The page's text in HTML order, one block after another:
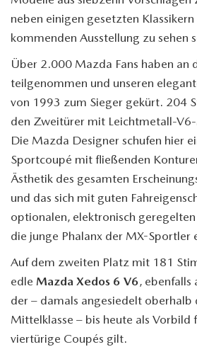
neben einigen gesetzten
kommenden Ausstellung zu sehen
Über 2.000 Mazda Fans haben an
teilgenommen und unseren
von 1993 zum Sieger gekürt. 204
den Zweitürer mit Leichtmetall-
Die Mazda Designer schufen hier
Sportcoupé mit fließenden
Ästhetik des gesamten
und das sich mit guten
optionalen, elektronisch
die junge Phalanx der MX-Sportler
Auf dem zweiten Platz mit 181
edle Mazda Xedos 6 V6, ebenfalls
der – damals angesiedelt
Mittelklasse – bis heute als Vorbild
viertürige Coupés gilt.